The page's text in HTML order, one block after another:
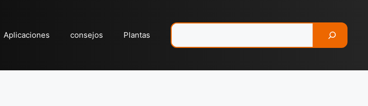
Aplicaciones consejos Plantas